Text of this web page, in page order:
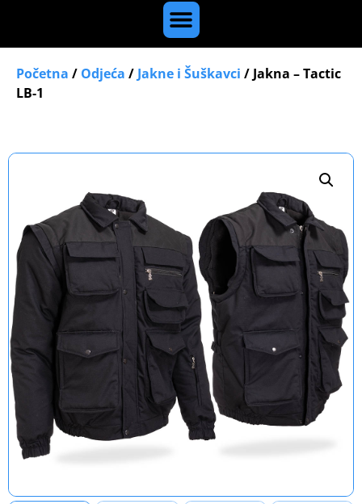
Početna / Odjeća / Jakne i Šuškavci / Jakna – Tactic
LB-1